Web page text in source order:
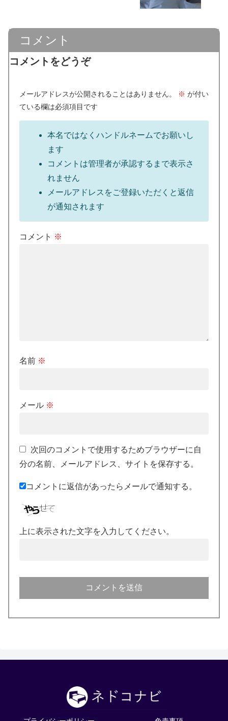
コメント
コメントをどうぞ
メールアドレスが公開されることはありません。 ※ が付い
ている欄は必須項目です
本名ではなくハンドルネームでお願いし
ます
コメントは管理者が承認するまで表示さ
れません
メールアドレスをご登録いただくと返信
が通知されます
コメント ※
名前 ※
メール ※
次回のコメントで使用するためブラウザーに自
分の名前、メールアドレス、サイトを保存する。
コメントに返信があったらメールで通知する。
上に表示された文字を入力してください。